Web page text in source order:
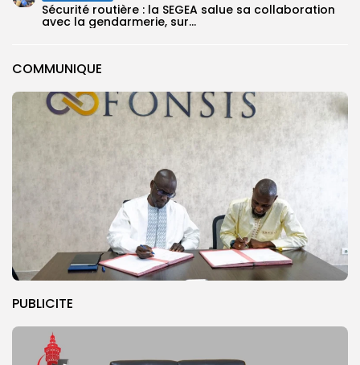
COMMUNIQUE
PUBLICITE
Sécurité routière : la SEGEA salue sa collaboration
avec la gendarmerie, sur...